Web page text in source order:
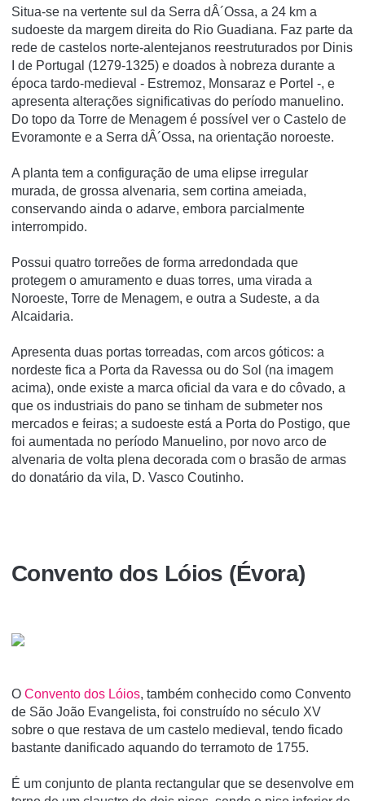
Situa-se na vertente sul da Serra dÂ´Ossa, a 24 km a
sudoeste da margem direita do Rio Guadiana. Faz parte da
rede de castelos norte-alentejanos reestruturados por Dinis
I de Portugal (1279-1325) e doados à nobreza durante a
época tardo-medieval - Estremoz, Monsaraz e Portel -, e
apresenta alterações significativas do perí­odo manuelino.
Do topo da Torre de Menagem é possí­vel ver o Castelo de
Evoramonte e a Serra dÂ´Ossa, na orientação noroeste.
A planta tem a configuração de uma elipse irregular
murada, de grossa alvenaria, sem cortina ameiada,
conservando ainda o adarve, embora parcialmente
interrompido.
Possui quatro torreões de forma arredondada que
protegem o amuramento e duas torres, uma virada a
Noroeste, Torre de Menagem, e outra a Sudeste, a da
Alcaidaria.
Apresenta duas portas torreadas, com arcos góticos: a
nordeste fica a Porta da Ravessa ou do Sol (na imagem
acima), onde existe a marca oficial da vara e do côvado, a
que os industriais do pano se tinham de submeter nos
mercados e feiras; a sudoeste está a Porta do Postigo, que
foi aumentada no período Manuelino, por novo arco de
alvenaria de volta plena decorada com o brasão de armas
do donatário da vila, D. Vasco Coutinho.
Convento dos Lóios (Évora)
O Convento dos Lóios, também conhecido como Convento
de São João Evangelista, foi construí­do no século XV
sobre o que restava de um castelo medieval, tendo ficado
bastante danificado aquando do terramoto de 1755.
É um conjunto de planta rectangular que se desenvolve em